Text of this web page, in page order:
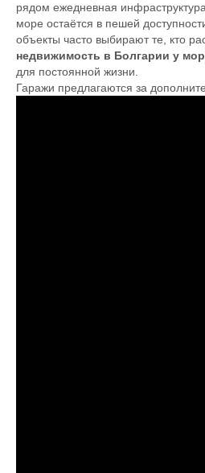
рядом ежедневная
море остаётся в пешей
объекты часто выбирают те, кто
недвижимость в Болгарии у
для постоянной жизни.
Гаражи предлагаются за